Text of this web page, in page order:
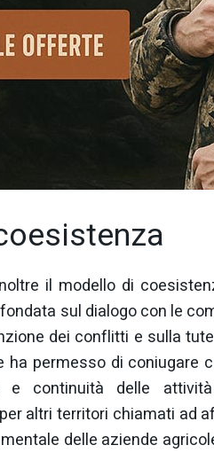
il modello di
sul dialogo con le
dei conflitti e sulla
ha permesso di coniugare
continuità delle attività
altri territori chiamati ad
delle aziende